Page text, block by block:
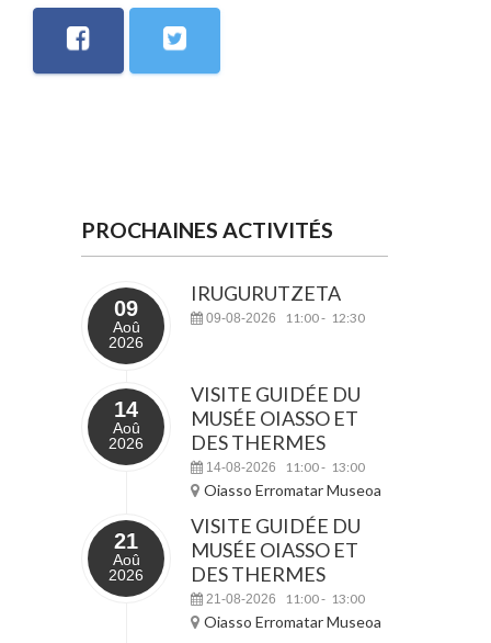
PROCHAINES ACTIVITÉS
09
Aoû
2026
IRUGURUTZETA
09-08-2026 11:00- 12:30
14
Aoû
2026
VISITE GUIDÉE DU
MUSÉE OIASSO ET
DES THERMES
14-08-2026 11:00- 13:00
Oiasso Erromatar Museoa
21
Aoû
2026
VISITE GUIDÉE DU
MUSÉE OIASSO ET
DES THERMES
21-08-2026 11:00- 13:00
Oiasso Erromatar Museoa